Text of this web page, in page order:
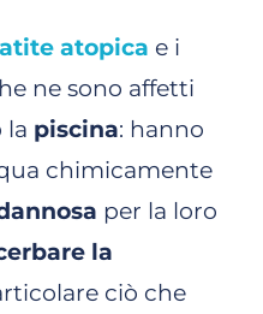
atopica e i
ne sono affetti
la piscina: hanno
chimicamente
per la loro
la
ciò che